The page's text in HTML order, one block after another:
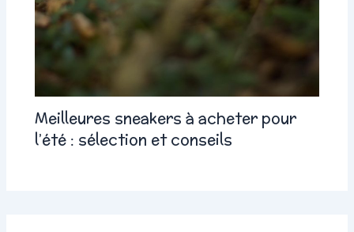
Meilleures sneakers à acheter pour
l’été : sélection et conseils